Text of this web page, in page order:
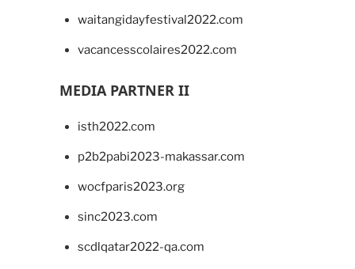
waitangidayfestival2022.com
vacancesscolaires2022.com
MEDIA PARTNER II
isth2022.com
p2b2pabi2023-makassar.com
wocfparis2023.org
sinc2023.com
scdlqatar2022-qa.com